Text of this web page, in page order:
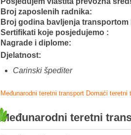
Broj zaposlenih radnika:
Broj godina bavljenja
Sertifikati koje posjedujemo :
Nagrade i diplome:
Djelatnost:
Carinski špediter
Međunarodni teretni transport Domaći teretni
Međunarodni teretni